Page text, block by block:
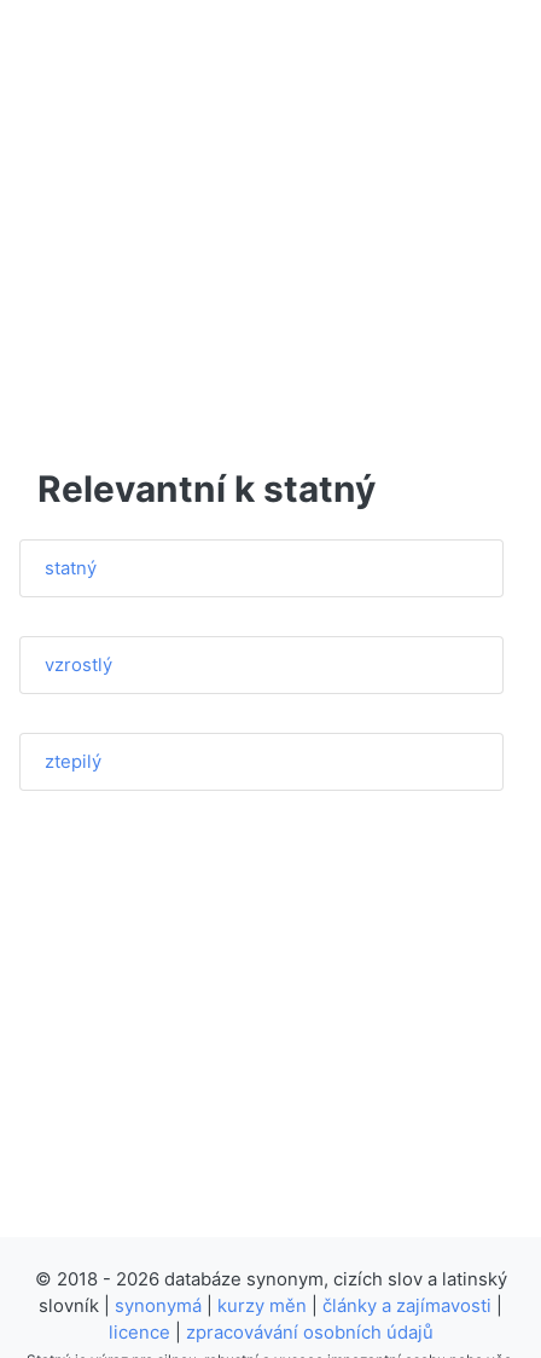
Relevantní k statný
statný
vzrostlý
ztepilý
© 2018 - 2026 databáze synonym, cizích slov a latinský
slovník | synonymá kurzy měn články a zajímavosti
licence
zpracovávání osobních údajů